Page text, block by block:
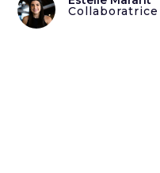
Collaboratrice